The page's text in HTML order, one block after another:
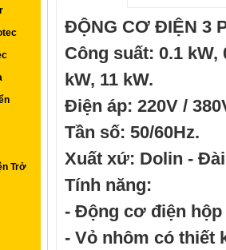
Trở
ĐỘNG CƠ ĐIỆN 3
Công suất: 0.1 kW,
kW, 11 kW.
Điện áp: 220V /
Tần số: 50/60Hz.
Xuất xứ: Dolin -
Tính năng:
- Động cơ điện hộp
- Vỏ nhôm có thiết